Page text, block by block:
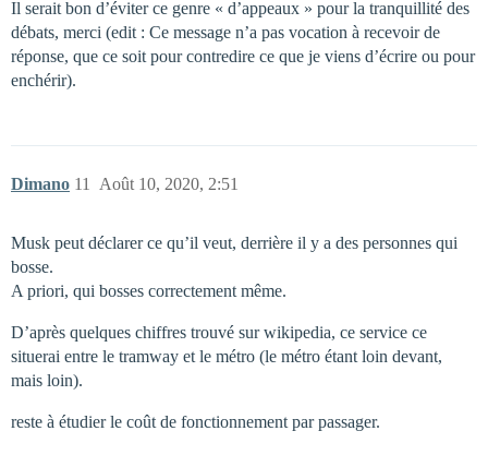
Il serait bon d’éviter ce genre « d’appeaux » pour la tranquillité des
débats, merci (edit : Ce message n’a pas vocation à recevoir de
réponse, que ce soit pour contredire ce que je viens d’écrire ou pour
enchérir).
Dimano Août 10, 2020, 2:51
11
Musk peut déclarer ce qu’il veut, derrière il y a des personnes qui
bosse.
A priori, qui bosses correctement même.
D’après quelques chiffres trouvé sur wikipedia, ce service ce
situerai entre le tramway et le métro (le métro étant loin devant,
mais loin).
reste à étudier le coût de fonctionnement par passager.